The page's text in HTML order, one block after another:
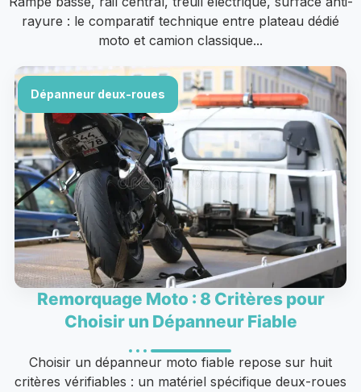
rayure : le comparatif technique entre plateau dédié
moto et camion classique...
Dépanneur deux-roues
Remorquage Moto : 8 Critères pour
Choisir un Dépanneur Fiable
Choisir un dépanneur moto fiable repose sur huit
critères vérifiables : un matériel spécifique deux-roues